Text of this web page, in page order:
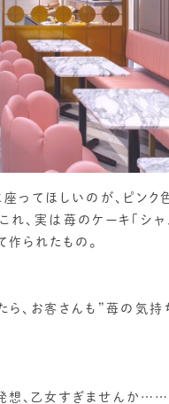
ってほしいのが、ピンク
れ、実は苺のケーキ「シャ
作られたもの。
たら、お客さんも”苺の気
想、乙女すぎませんか……